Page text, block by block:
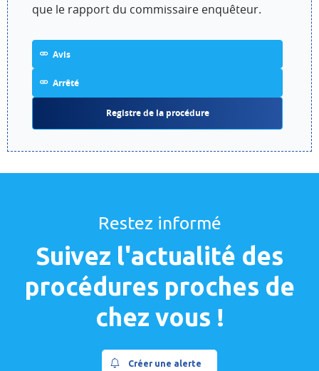
que le rapport du commissaire enquêteur.
Avis
Arrêté
Registre de la procédure
Restez informé
Suivez l'actualité des
procédures proches de
chez vous !
Créer une alerte